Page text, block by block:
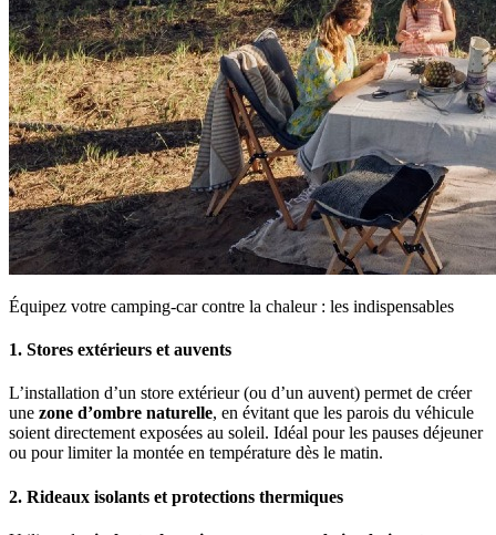
Équipez votre camping-car contre la chaleur : les indispensables
1. Stores extérieurs et auvents
L’installation d’un store extérieur (ou d’un auvent) permet de créer
une zone d’ombre naturelle, en évitant que les parois du véhicule
soient directement exposées au soleil. Idéal pour les pauses déjeuner
ou pour limiter la montée en température dès le matin.
2. Rideaux isolants et protections thermiques